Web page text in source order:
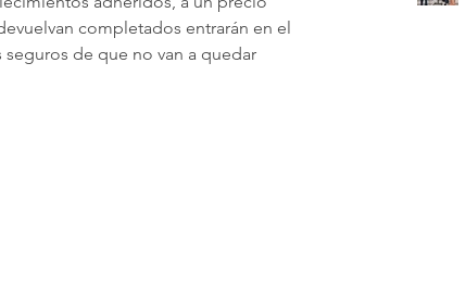
completados entrarán en el
de que no van a quedar